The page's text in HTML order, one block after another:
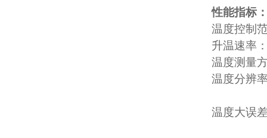
性能指标
温度控制
升温速率
温度测量
温度分辨
温度大误